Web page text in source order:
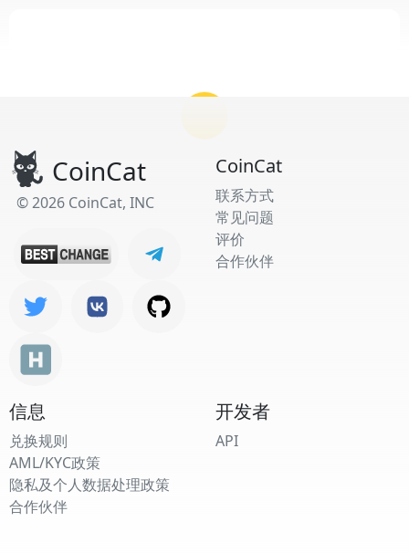
CoinCat
© 2026 CoinCat, INC
CoinCat
联系方式
常见问题
评价
合作伙伴
信息
兑换规则
AML/KYC政策
隐私及个人数据处理政策
合作伙伴
开发者
API